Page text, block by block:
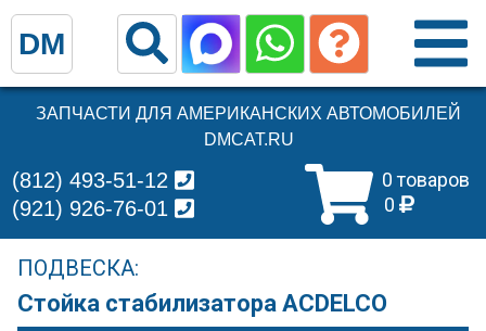
ЗАПЧАСТИ ДЛЯ АМЕРИКАНСКИХ АВТОМОБИЛЕЙ
DMCAT.RU
0 товаров
0
(812) 493-51-12
(921) 926-76-01
ПОДВЕСКА:
Стойка стабилизатора ACDELCO
DM